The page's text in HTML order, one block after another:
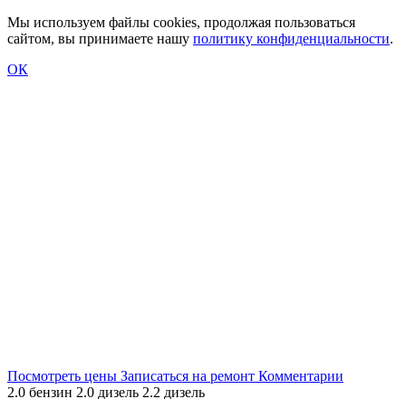
Мы используем файлы cookies, продолжая пользоваться
сайтом, вы принимаете нашу политику конфиденциальности.
ОК
Посмотреть цены Записаться на ремонт Комментарии
2.0 бензин 2.0 дизель 2.2 дизель